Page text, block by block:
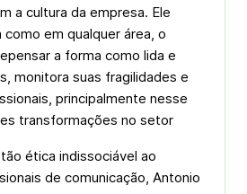
a cultura da empresa. Ele
em qualquer área, o
a forma como lida e
monitora suas fragilidades e
principalmente nesse
transformações no setor
ética indissociável ao
de comunicação, Antonio